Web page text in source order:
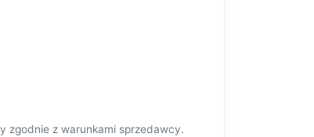
zgodnie z warunkami sprzedawcy.